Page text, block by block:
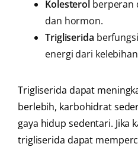
Kolesterol berperan
dan hormon.
Trigliserida
energi dari
Trigliserida dapat
berlebih, karbohidrat
gaya hidup sedentari. Jika
trigliserida dapat